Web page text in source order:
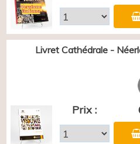
Livret Cathédrale -
Prix :